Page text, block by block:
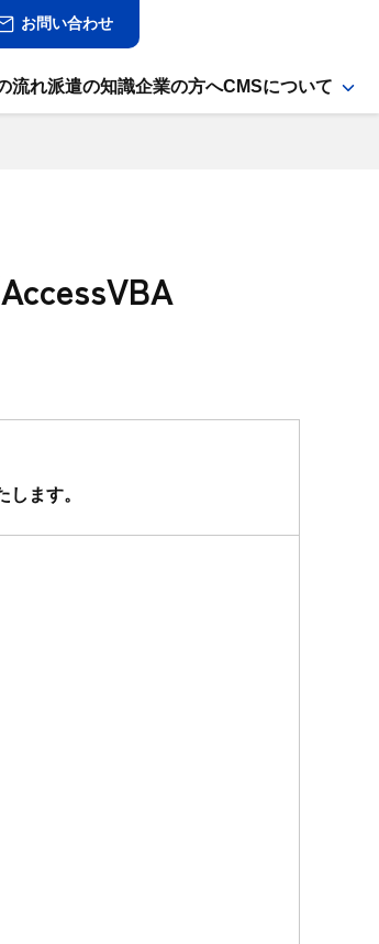
お問い合わせ
流れ派遣の知識企業の方へCMSについて
ます。